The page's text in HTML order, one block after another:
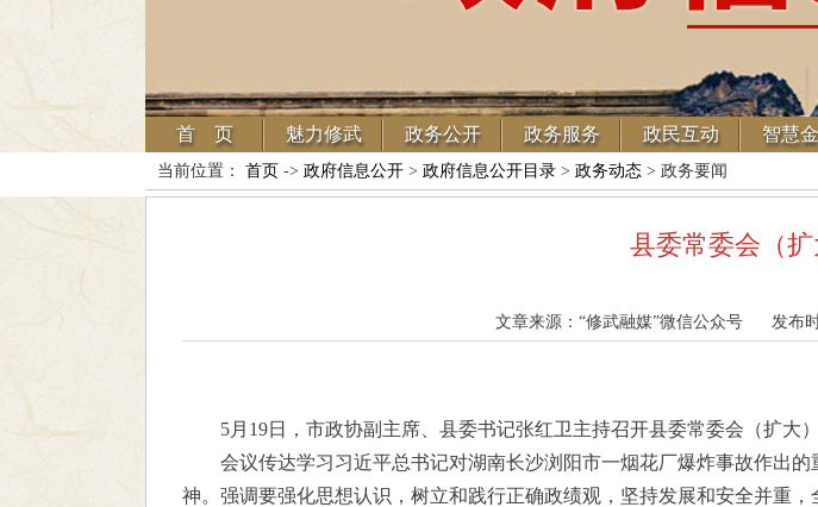
首 页 魅力修武 政务公开 政务服务 政民互动 智慧
当前位置： 首页 -> 政府信息公开 > 政府信息公开目录 > 政务动态 > 政务要闻
县委常委会（
文章来源：“修武融媒”微信公众号 发布
5月19日，市政协副主席、县委书记张红卫主持召开县委常委会（扩大）
会议传达学习习近平总书记对湖南长沙浏阳市一烟花厂爆炸事故作出
神。强调要强化思想认识，树立和践行正确政绩观，坚持发展和安全并重